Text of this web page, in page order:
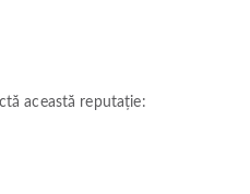
această reputație: